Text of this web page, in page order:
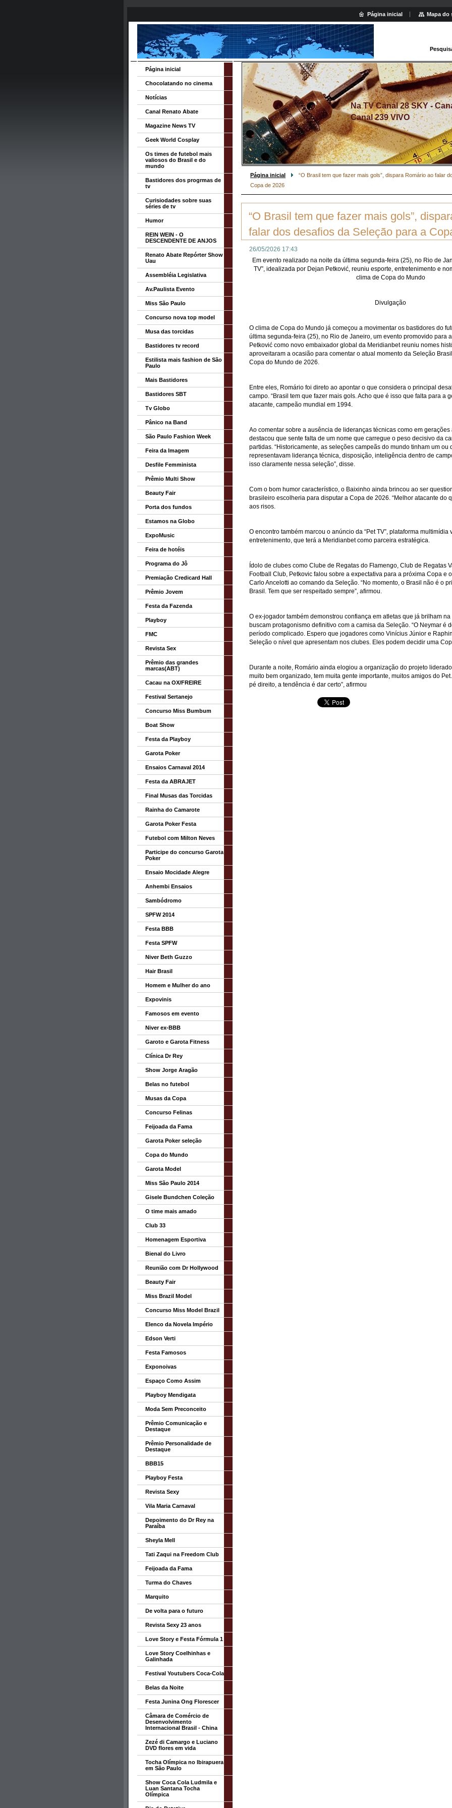
Na TV Canal 28 SKY -
Canal 239 VIVO
Página inicial
“O Brasil tem que fazer mais gols”, dispara Romário ao falar
Copa de 2026
“O Brasil tem que fazer mais gols”,
falar dos desafios da Seleção para a
26/05/2026 17:43
Em evento realizado na noite da última segunda-feira (25), no Rio de
TV”, idealizada por Dejan Petković, reuniu esporte, entretenimento e
clima de Copa do Mundo
Divulgação
O clima de Copa do Mundo já começou a movimentar os bastidores do
última segunda-feira (25), no Rio de Janeiro, um evento promovido para
Petković como novo embaixador global da Meridianbet reuniu nomes
aproveitaram a ocasião para comentar o atual momento da Seleção
Copa do Mundo de 2026.
Entre eles, Romário foi direto ao apontar o que considera o principal
campo. “Brasil tem que fazer mais gols. Acho que é isso que falta para a
atacante, campeão mundial em 1994.
Ao comentar sobre a ausência de lideranças técnicas como em
destacou que sente falta de um nome que carregue o peso decisivo da
partidas. “Historicamente, as seleções campeãs do mundo tinham um ou
representavam liderança técnica, disposição, inteligência dentro de
isso claramente nessa seleção”, disse.
Com o bom humor característico, o Baixinho ainda brincou ao ser
brasileiro escolheria para disputar a Copa de 2026. “Melhor atacante do
aos risos.
O encontro também marcou o anúncio da “Pet TV”, plataforma multimídia
entretenimento, que terá a Meridianbet como parceira estratégica.
Ídolo de clubes como Clube de Regatas do Flamengo, Club de Regatas
Football Club, Petkovic falou sobre a expectativa para a próxima Copa e
Carlo Ancelotti ao comando da Seleção. “No momento, o Brasil não é o
Brasil. Tem que ser respeitado sempre”, afirmou.
O ex-jogador também demonstrou confiança em atletas que já brilham
buscam protagonismo definitivo com a camisa da Seleção. “O Neymar é
período complicado. Espero que jogadores como Vinícius Júnior e
Seleção o nível que apresentam nos clubes. Eles podem decidir uma
Durante a noite, Romário ainda elogiou a organização do projeto
muito bem organizado, tem muita gente importante, muitos amigos do
pé direito, a tendência é dar certo”, afirmou
Página inicial
Chocolatando no cinema
Notícias
Canal Renato Abate
Magazine News TV
Geek World Cosplay
Os times de futebol mais
valiosos do Brasil e do
mundo
Bastidores dos progrmas de
tv
Curisiodades sobre suas
séries de tv
Humor
REIN WEIN - O
DESCENDENTE DE ANJOS
Renato Abate Repórter Show
Uau
Assembléia Legislativa
Av.Paulista Evento
Miss São Paulo
Concurso nova top model
Musa das torcidas
Bastidores tv record
Estilista mais fashion de São
Paulo
Mais Bastidores
Bastidores SBT
Tv Globo
Pânico na Band
São Paulo Fashion Week
Feira da Imagem
Desfile Femminista
Prêmio Multi Show
Beauty Fair
Porta dos fundos
Estamos na Globo
ExpoMusic
Feira de hotéis
Programa do Jô
Premiação Credicard Hall
Prêmio Jovem
Festa da Fazenda
Playboy
FMC
Revista Sex
Prêmio das grandes
marcas(ABT)
Cacau na OX/FREIRE
Festival Sertanejo
Concurso Miss Bumbum
Boat Show
Festa da Playboy
Garota Poker
Ensaios Carnaval 2014
Festa da ABRAJET
Final Musas das Torcidas
Rainha do Camarote
Garota Poker Festa
Futebol com Milton Neves
Participe do concurso Garota
Poker
Ensaio Mocidade Alegre
Anhembi Ensaios
Sambódromo
SPFW 2014
Festa BBB
Festa SPFW
Niver Beth Guzzo
Hair Brasil
Homem e Mulher do ano
Expovinis
Famosos em evento
Niver ex-BBB
Garoto e Garota Fitness
Clínica Dr Rey
Show Jorge Aragão
Belas no futebol
Musas da Copa
Concurso Felinas
Feijoada da Fama
Garota Poker seleção
Copa do Mundo
Garota Model
Miss São Paulo 2014
Gisele Bundchen Coleção
O time mais amado
Club 33
Homenagem Esportiva
Bienal do Livro
Reunião com Dr Hollywood
Beauty Fair
Miss Brazil Model
Concurso Miss Model Brazil
Elenco da Novela Império
Edson Verti
Festa Famosos
Exponoivas
Espaço Como Assim
Playboy Mendigata
Moda Sem Preconceito
Prêmio Comunicação e
Destaque
Prêmio Personalidade de
Destaque
BBB15
Playboy Festa
Revista Sexy
Vila Maria Carnaval
Depoimento do Dr Rey na
Paraíba
Sheyla Mell
Tati Zaqui na Freedom Club
Feijoada da Fama
Turma do Chaves
Marquito
De volta para o futuro
Revista Sexy 23 anos
Love Story e Festa Fórmula 1
Love Story Coelhinhas e
Galinhada
Festival Youtubers Coca-Cola
Belas da Noite
Festa Junina Ong Florescer
Câmara de Comércio de
Desenvolvimento
Internacional Brasil - China
Zezé di Camargo e Luciano
DVD flores em vida
Tocha Olímpica no Ibirapuera
em São Paulo
Show Coca Cola Ludmila e
Luan Santana Tocha
Olímpica
Página inicial Mapa do